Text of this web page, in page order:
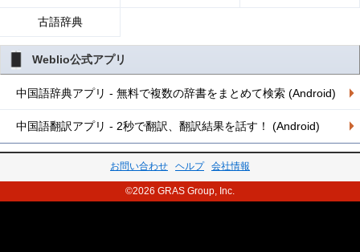
古語辞典
Weblio公式アプリ
中国語辞典アプリ - 無料で複数の辞書をまとめて検索 (Android)
中国語翻訳アプリ - 2秒で翻訳、翻訳結果を話す！ (Android)
お問い合わせ ヘルプ 会社情報
©2026 GRAS Group, Inc.